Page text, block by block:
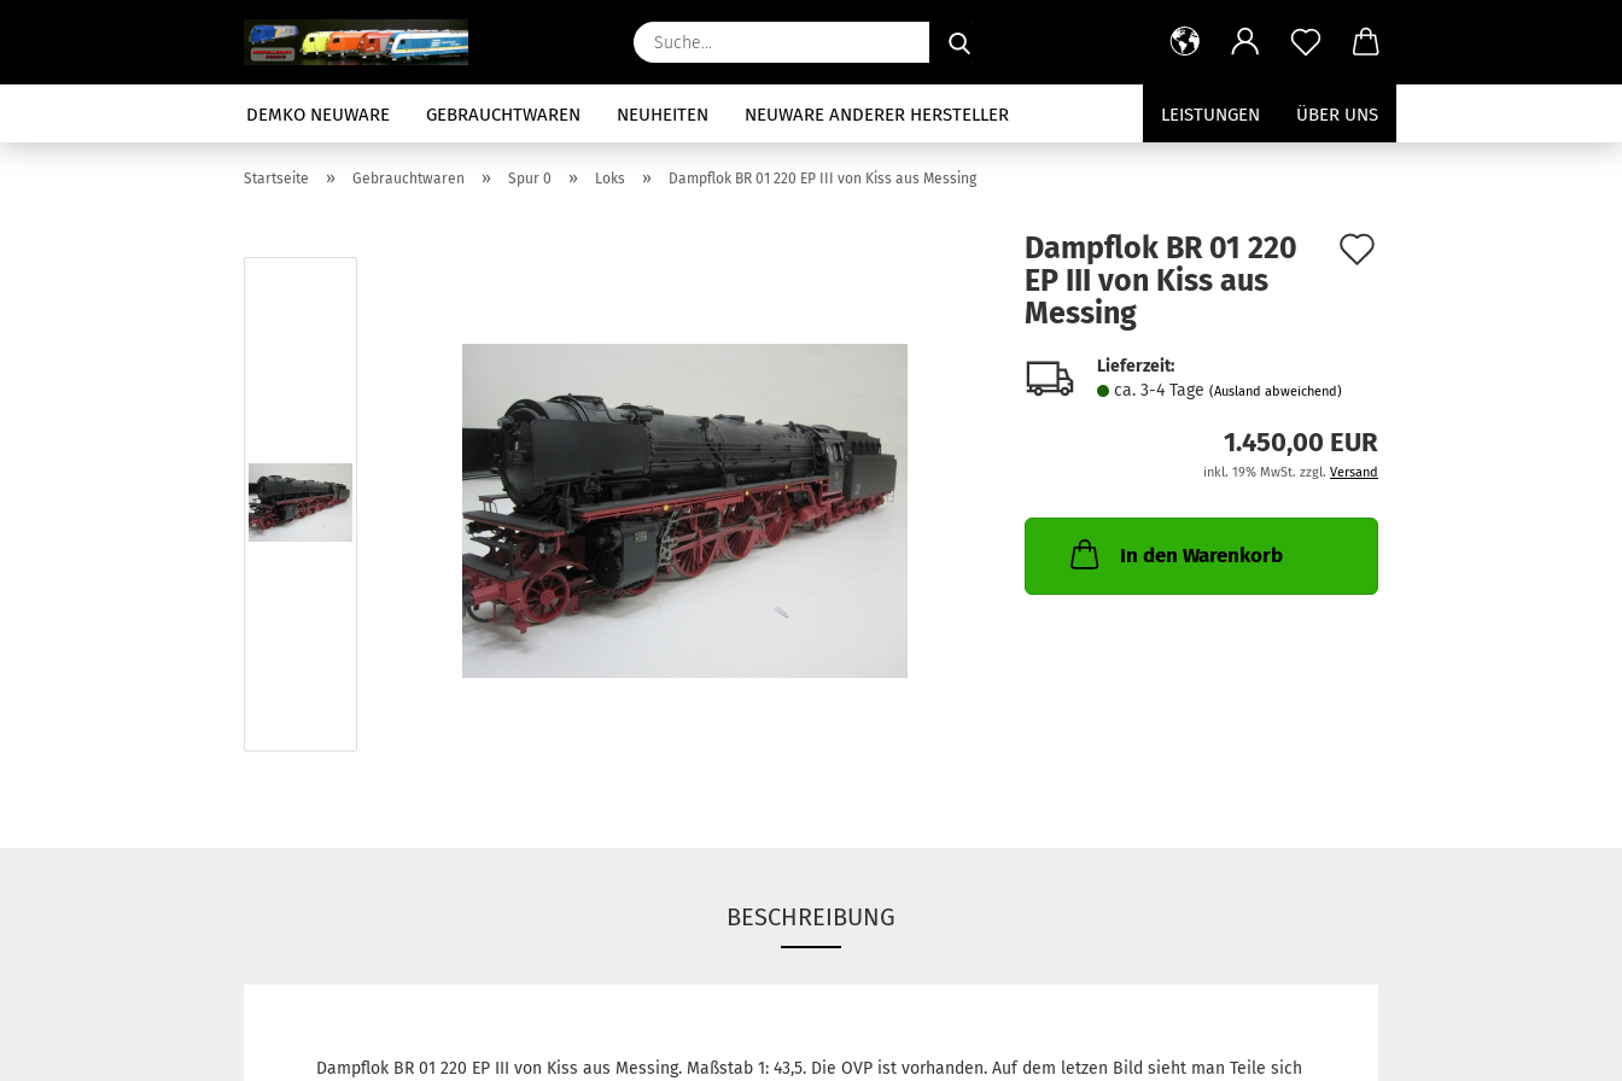
DEMKO NEUWARE GEBRAUCHTWAREN NEUHEITEN NEUWARE ANDERER HERSTELLER LEISTUNGEN ÜBER UNS
Startseite » Gebrauchtwaren » Spur 0 » Loks » Dampflok BR 01 220 EP III von Kiss aus Messing
Dampflok BR 01 220
EP III von Kiss aus
Messing
Lieferzeit:
ca. 3-4 Tage (Ausland abweichend)
1.450,00 EUR
inkl. 19% MwSt. zzgl. Versand
In den Warenkorb
BESCHREIBUNG
Dampflok BR 01 220 EP III von Kiss aus Messing. Maßstab 1: 43,5. Die OVP ist vorhanden. Auf dem letzen Bild sieht man Teile sich